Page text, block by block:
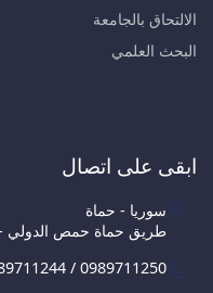
الالتحاق بالجامعة
البحث العلمي
ابقى على اتصال
سوريا - حماة
طريق حماة حمص
/ 0989711250